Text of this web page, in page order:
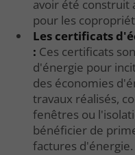
avoir été construit
pour les
Les certificats
: Ces certificats
d'énergie pour
des économies
travaux réalisés,
fenêtres ou
bénéficier de
factures d'énergie.